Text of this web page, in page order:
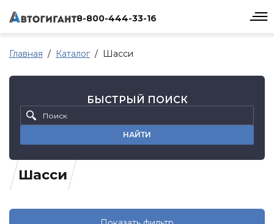
8-800-444-33-16
Главная Каталог Шасси
Шасси
БЫСТРЫЙ ПОИСК
НАЙТИ